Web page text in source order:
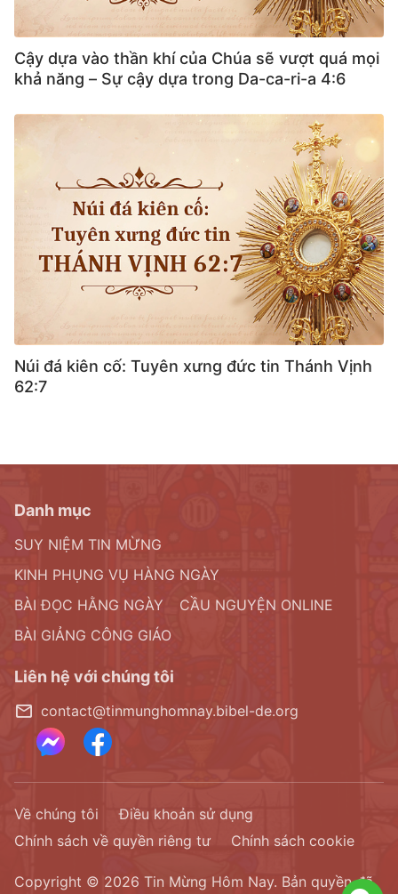
Cậy dựa vào thần khí của Chúa sẽ vượt quá mọi
khả năng – Sự cậy dựa trong Da-ca-ri-a 4:6
Núi đá kiên cố: Tuyên xưng đức tin Thánh Vịnh
62:7
Danh mục
SUY NIỆM TIN MỪNG
KINH PHỤNG VỤ HÀNG NGÀY
BÀI ĐỌC HẰNG NGÀY
CẦU NGUYỆN ONLINE
BÀI GIẢNG CÔNG GIÁO
Liên hệ với chúng tôi
contact@tinmunghomnay.bibel-de.org
Về chúng tôi
Điều khoản sử dụng
Chính sách về quyền riêng tư
Chính sách cookie
Copyright © 2026 Tin Mừng Hôm Nay. Bản quyền đã